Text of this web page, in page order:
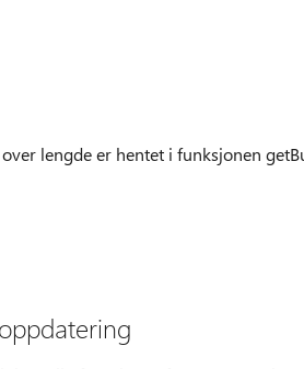
lengde er hentet i funksjonen